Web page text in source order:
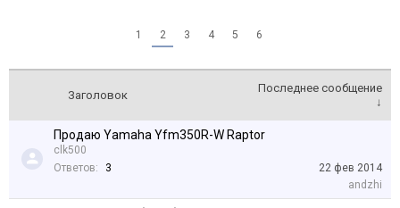
1 2 3 4 5 6
Заголовок
Последнее сообщение
↓
Продаю Yamaha Yfm350R-W Raptor
clk500
Ответов:
3
22 фев 2014
аndzhi